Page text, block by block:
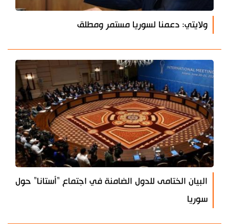
ولايتي: دعمنا لسوريا مستمر ومطلق
البيان الختامى للدول الضامنة في اجتماع "أستانا" حول
سوريا